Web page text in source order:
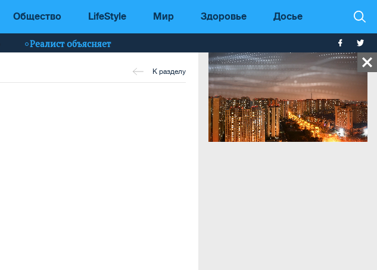
Общество LifeStyle Мир Здоровье Досье
Реалист объясняет
К разделу